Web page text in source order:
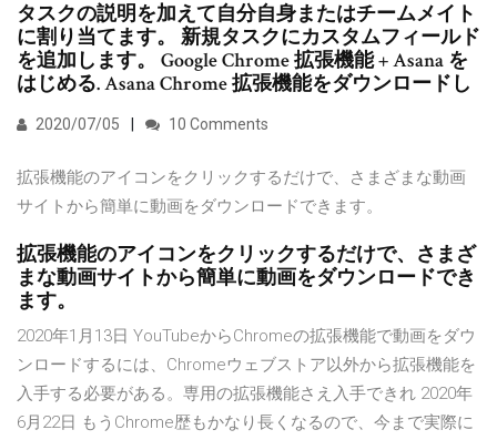
タスクの説明を加えて自分自身またはチームメイト
に割り当てます。 新規タスクにカスタムフィールド
を追加します。 Google Chrome 拡張機能 + Asana を
はじめる. Asana Chrome 拡張機能をダウンロードし
2020/07/05 10 Comments
拡張機能のアイコンをクリックするだけで、さまざまな動画
サイトから簡単に動画をダウンロードできます。
拡張機能のアイコンをクリックするだけで、さまざ
まな動画サイトから簡単に動画をダウンロードでき
ます。
2020年1月13日 YouTubeからChromeの拡張機能で動画をダウ
ンロードするには、Chromeウェブストア以外から拡張機能を
入手する必要がある。専用の拡張機能さえ入手できれ 2020年
6月22日 もうChrome歴もかなり長くなるので、今まで実際に